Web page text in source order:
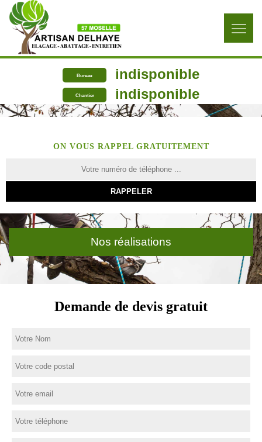
Bureau indisponible
Chantier indisponible
ON VOUS RAPPEL GRATUITEMENT
Nos réalisations
Demande de devis gratuit